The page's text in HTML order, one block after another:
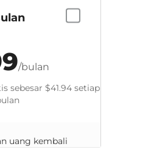
/bulan
sebesar $41.94setiap
uang kembali